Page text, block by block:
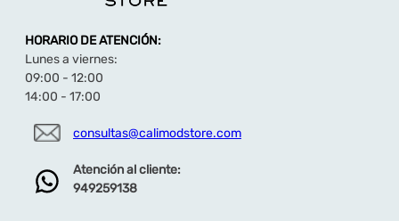
HORARIO DE ATENCIÓN:
Lunes a viernes:
09:00 - 12:00
14:00 - 17:00
consultas@calimodstore.com
Atención al cliente:
949259138